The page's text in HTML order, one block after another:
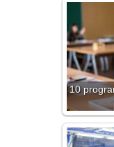
10